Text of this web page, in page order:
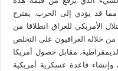
مما قد يؤدي إلى الحرب. يقترح
الأمريكي للعراق انطلاقا من
من خلاله العراقيون على التخلص
مقابل حصول أمريكا
وإنشاء قاعدة عسكرية أمريكية